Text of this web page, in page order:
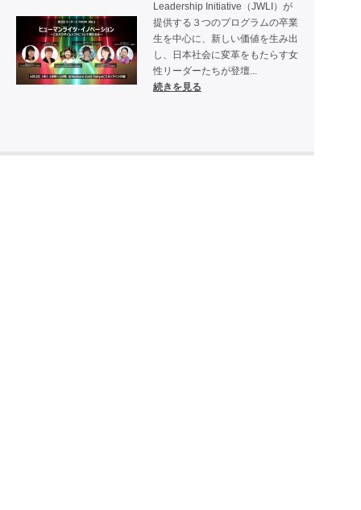
Leadership Initiative（JWLI）が
提供する３つのプログラムの卒業
生を中心に、新しい価値を生み出
し、日本社会に変革をもたらす女
性リーダーたちが登壇...
続きを見る